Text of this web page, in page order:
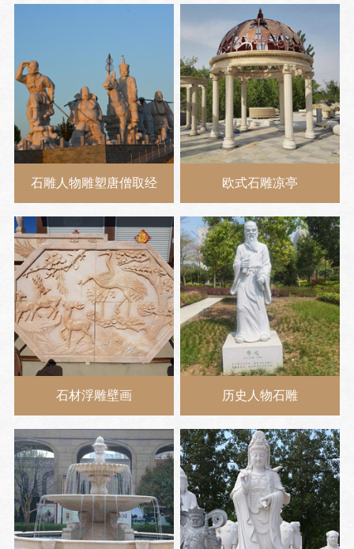
石雕人物雕塑唐僧取经 欧式石雕凉亭
石材浮雕壁画 历史人物石雕